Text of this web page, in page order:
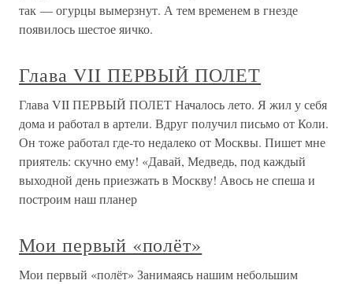
так — огурцы вымерзнут. А тем временем в гнезде
появилось шестое яичко.
Глава VII ПЕРВЫЙ ПОЛЕТ
Глава VII ПЕРВЫЙ ПОЛЕТ Началось лето. Я жил у себя
дома и работал в артели. Вдруг получил письмо от Коли.
Он тоже работал где-то недалеко от Москвы. Пишет мне
приятель: скучно ему! «Давай, Медведь, под каждый
выходной день приезжать в Москву! Авось не спеша и
построим наш планер
Мои первый «полёт»
Мои первый «полёт» Занимаясь нашим небольшим